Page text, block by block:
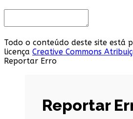
Todo o conteúdo deste site está
licença Creative Commons
Reportar Erro
Reportar